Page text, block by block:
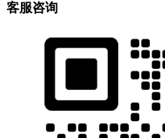
客服咨询